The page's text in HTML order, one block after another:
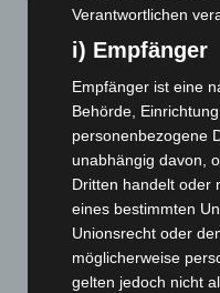
Corona-News
Hannover und Region
Langenhagen und
Leserbriefe
Menschen
Über uns
Veranstaltungen
Verantwortlichen
i) Empfänger
Empfänger ist eine
Behörde,
personenbezogene
unabhängig davon,
Dritten handelt oder
eines bestimmten
Unionsrecht oder
möglicherweise
gelten jedoch nicht